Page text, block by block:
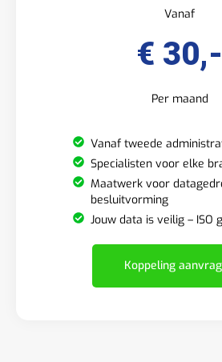
Vanaf
€ 30,-
Per maand
Vanaf tweede
Specialisten voor elke
Maatwerk voor
besluitvorming
Jouw data is veilig – ISO
Koppeling